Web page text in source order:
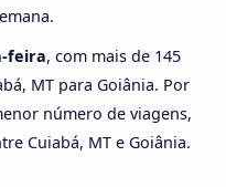
feira, com mais de 145
MT para Goiânia. Por
número de viagens,
Cuiabá, MT e Goiânia.